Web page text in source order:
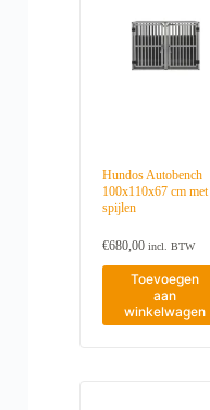
Hundos Autobench
100x110x67 cm met
spijlen
€680,00 incl. BTW
Toevoegen
aan
winkelwagen